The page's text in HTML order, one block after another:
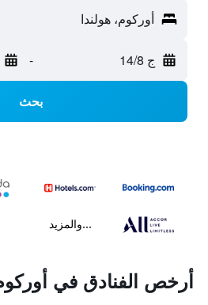
أوركوم، هولندا
ج 14/8 -
بحث
...والمزيد
أرخص الفنادق في